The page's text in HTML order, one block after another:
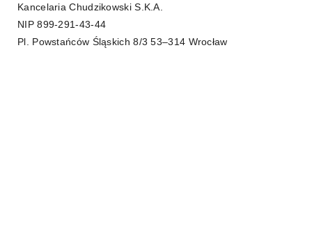
Kancelaria Chudzikowski S.K.A.
NIP899-291-43-44
Pl. Powstańców Śląskich 8/3 53–314 Wrocław